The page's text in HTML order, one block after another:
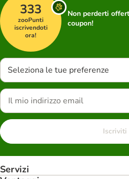
333
zooPunti
iscrivendoti
ora!
Non perderti
coupon!
Seleziona le tue preferenze
Iscriviti
Servizi